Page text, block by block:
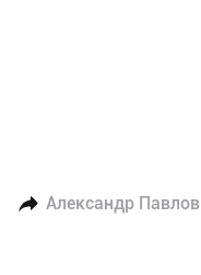
Александр Павлов